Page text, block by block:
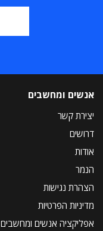
אנשים ומחשבים
יצירת קשר
דרושים
אודות
הנמר
הצהרת נגישות
מדיניות הפרטיות
אפליקציה אנשים ומחשבים